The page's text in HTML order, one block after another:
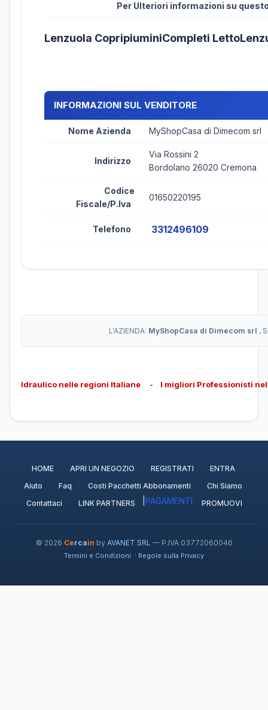
Per Ulteriori informazioni su
Lenzuola CopripiuminiCompleti
INFORMAZIONI SUL VENDITORE
Nome Azienda MyShopCasa di Dimecom srl
Indirizzo
Via Rossini 2
Bordolano 26020 Cremona
Codice
Fiscale/P.Iva
01650220195
Telefono 3312496109
L'AZIENDA: MyShopCasa di Dimecom srl ,
Idraulico nelle regioni Italiane - I migliori Professionisti
HOME · APRI UN NEGOZIO · REGISTRATI · ENTRA ·
Aiuto · Faq · Costi Pacchetti Abbonamenti · Chi Siamo ·
Contattaci · LINK PARTNERS PAGAMENTI· PROMUOVI
© 2026 Cercain by AVANET SRL — P.IVA 03772060046
Termini e Condizioni · Regole sulla Privacy